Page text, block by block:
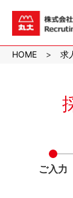
沖縄のスーパ
ーケット株式
HOME 求
ご入力